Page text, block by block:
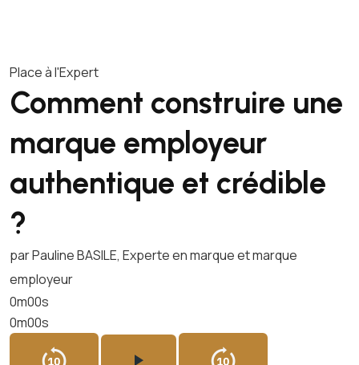
Place à l'Expert
Comment construire une
marque employeur
authentique et crédible
?
par Pauline BASILE, Experte en marque et marque
employeur
0m00s
0m00s